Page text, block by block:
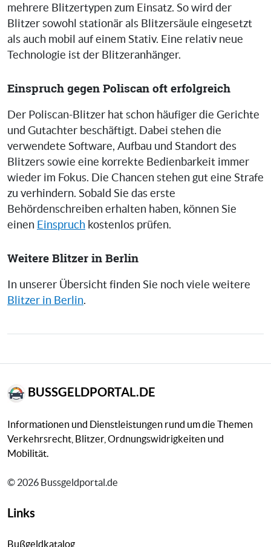
mehrere Blitzertypen zum Einsatz. So wird der
Blitzer sowohl stationär als Blitzersäule eingesetzt
als auch mobil auf einem Stativ. Eine relativ neue
Technologie ist der Blitzeranhänger.
Einspruch gegen Poliscan oft erfolgreich
Der Poliscan-Blitzer hat schon häufiger die Gerichte
und Gutachter beschäftigt. Dabei stehen die
verwendete Software, Aufbau und Standort des
Blitzers sowie eine korrekte Bedienbarkeit immer
wieder im Fokus. Die Chancen stehen gut eine Strafe
zu verhindern. Sobald Sie das erste
Behördenschreiben erhalten haben, können Sie
einen Einspruch kostenlos prüfen.
Weitere Blitzer in Berlin
In unserer Übersicht finden Sie noch viele weitere
Blitzer in Berlin.
BUSSGELDPORTAL.DE
Informationen und Dienstleistungen rund um die Themen
Verkehrsrecht, Blitzer, Ordnungswidrigkeiten und
Mobilität.
© 2026 Bussgeldportal.de
Links
Bußgeldkatalog